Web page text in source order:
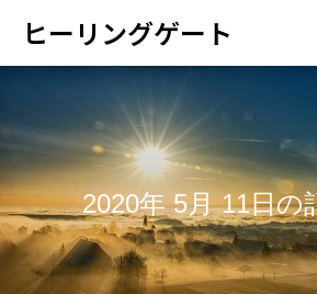
ヒーリングゲート
2020年 5月 11日の